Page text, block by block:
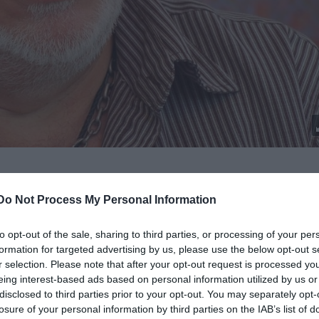
Not Process My Personal Information
opt-out of the sale, sharing to third parties, or processing of your
for targeted advertising by us, please use the below opt-out
selection. Please note that after your opt-out request is processed
interest-based ads based on personal information utilized by us
to third parties prior to your opt-out. You may separately
of your personal information by third parties on the IAB’s list of
voltam rá, és megnéztem sok mindenben
férfialkat volt, amilyenből nagyon kevés volt a
hogy szerződtesse a Radnóti Színpadra. Nagyon jókat
lettünk. Négy éve ő keresett meg engem, hogy
örültem neki” – így került Verebes István a József
„Balliberális barátaink azóta is húzzák a